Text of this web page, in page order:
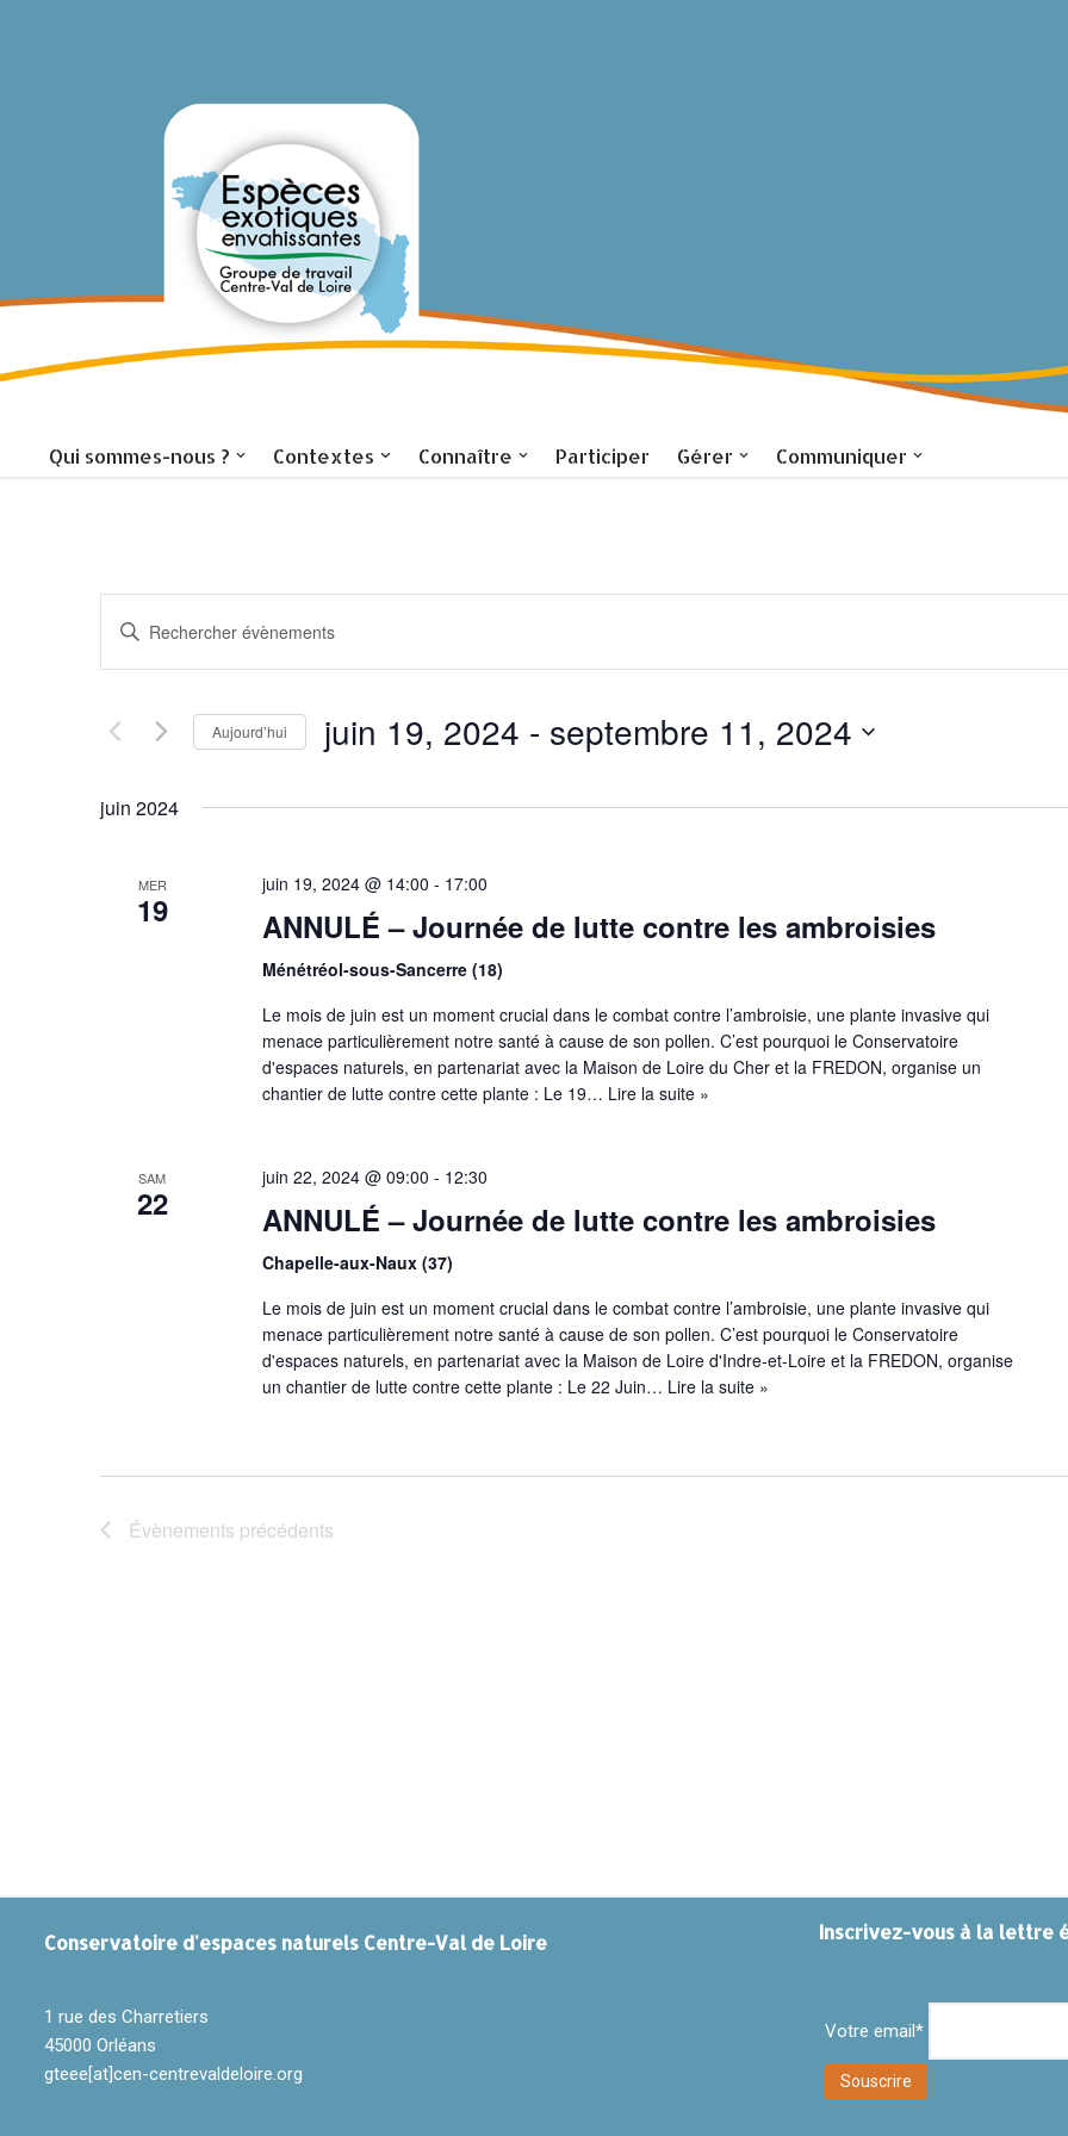
Accueil
Qui sommes-nous ? Contextes Connaître Participer Gérer Communiquer
RECHERCHE
ET
NAVIGATION
VUES
ÉVÈNEMENTS
Saisir
Évènements
clé.
Aujourd’hui juin 19, 2024 - septembre 11, 2024
juin 2024
MER
19
juin 19, 2024 @ 14:00 - 17:00
ANNULÉ – Journée de lutte contre les ambroisies
Ménétréol-sous-Sancerre (18)
Le mois de juin est un moment crucial dans le combat contre l’ambroisie, une plante invasive qui
menace particulièrement notre santé à cause de son pollen. C’est pourquoi le Conservatoire
d'espaces naturels, en partenariat avec la Maison de Loire du Cher et la FREDON, organise un
chantier de lutte contre cette plante : Le 19… Lire la suite »
SAM
22
juin 22, 2024 @ 09:00 - 12:30
ANNULÉ – Journée de lutte contre les ambroisies
Chapelle-aux-Naux (37)
Le mois de juin est un moment crucial dans le combat contre l’ambroisie, une plante invasive qui
menace particulièrement notre santé à cause de son pollen. C’est pourquoi le Conservatoire
d'espaces naturels, en partenariat avec la Maison de Loire d'Indre-et-Loire et la FREDON, organise
un chantier de lutte contre cette plante : Le 22 Juin… Lire la suite »
Évènements précédents
Conservatoire d'espaces naturels Centre-Val de Loire
1 rue des Charretiers
45000 Orléans
gteee[at]cen-centrevaldeloire.org
Inscrivez-vous à la lettre
Votre email*